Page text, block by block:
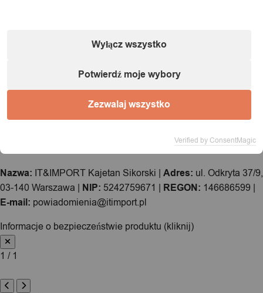
z dyrektywą GPSR):
Nazwa: IT&IMPORT Kajetan Sikorski | Adres: ul. Odkryta 37/9,
03-140 Warszawa | NIP: 5242759671 | REGON: 146686599 |
E-mail: powiadomienia@itimport.pl
Informacje o bezpieczeństwie produktu (kliknij)
1 / 1
Wyłącz wszystko
Potwierdź moje wybory
Zezwalaj wszystko
Verified by ConsentMagic